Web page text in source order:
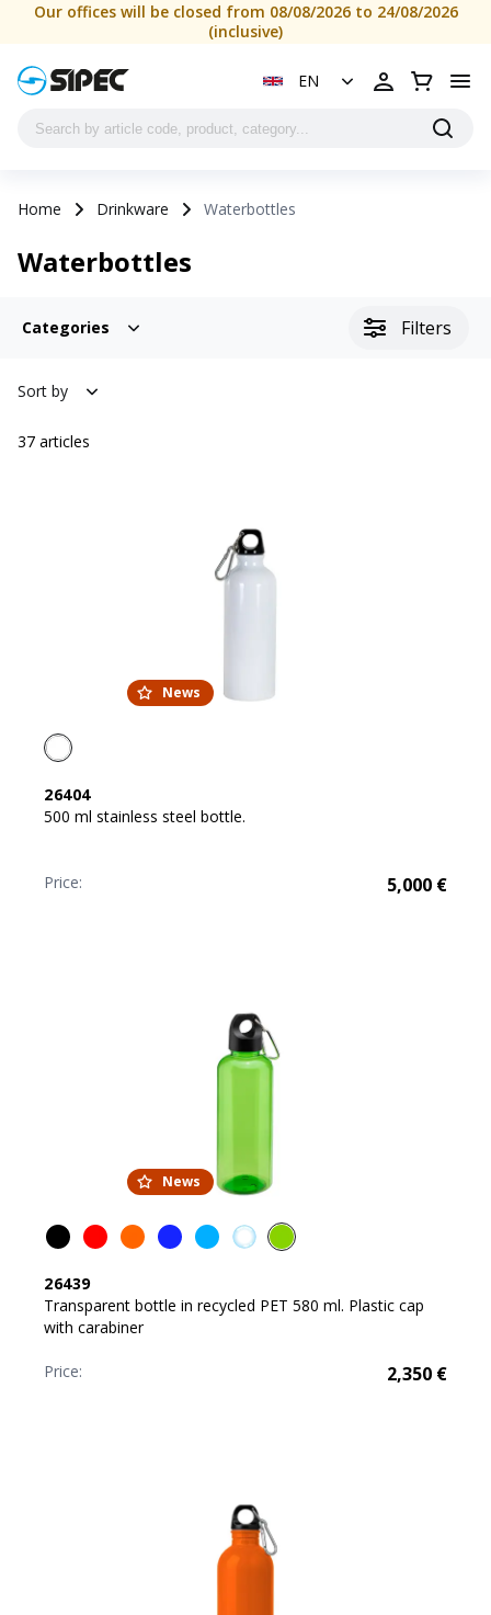
Our offices will be closed from 08/08/2026 to 24/08/2026
(inclusive)
EN
Home Drinkware Waterbottles
Waterbottles
Categories Filters
Sort by
37 articles
News
26404
500 ml stainless steel bottle.
Price: 5,000 €
News
26439
Transparent bottle in recycled PET 580 ml. Plastic cap
with carabiner
Price: 2,350 €